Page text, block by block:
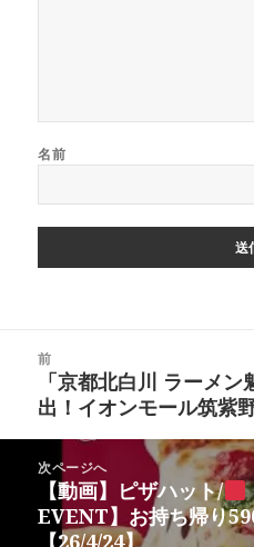
名前
前
前
の
投
稿:
「京都北白川 ラーメ
出！イオンモール筑紫
次ページへ
次
の
【動画】ピザハット/
EVENT】お持ち帰り